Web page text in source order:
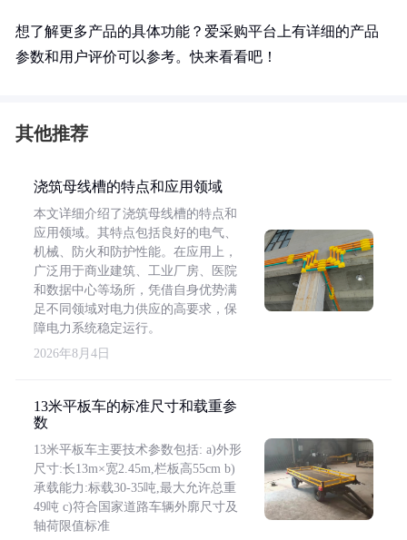
想了解更多产品的具体功能？爱采购平台上有详细的产品
参数和用户评价可以参考。快来看看吧！
其他推荐
浇筑母线槽的特点和应用领域
本文详细介绍了浇筑母线槽的特点和
应用领域。其特点包括良好的电气、
机械、防火和防护性能。在应用上，
广泛用于商业建筑、工业厂房、医院
和数据中心等场所，凭借自身优势满
足不同领域对电力供应的高要求，保
障电力系统稳定运行。
2026年8月4日
13米平板车的标准尺寸和载重参
数
13米平板车主要技术参数包括: a)外形
尺寸:长13m×宽2.45m,栏板高55cm b)
承载能力:标载30-35吨,最大允许总重
49吨 c)符合国家道路车辆外廓尺寸及
轴荷限值标准